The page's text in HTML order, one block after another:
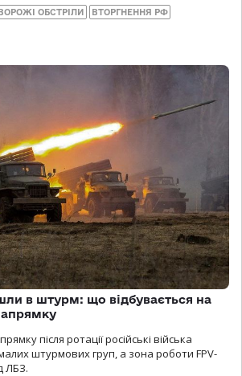
ВОРОЖІ ОБСТРІЛИ ВТОРГНЕННЯ РФ
в штурм: що відбувається на
після ротації російські війська
малих штурмових груп, а зона роботи FPV-
ЛБЗ.